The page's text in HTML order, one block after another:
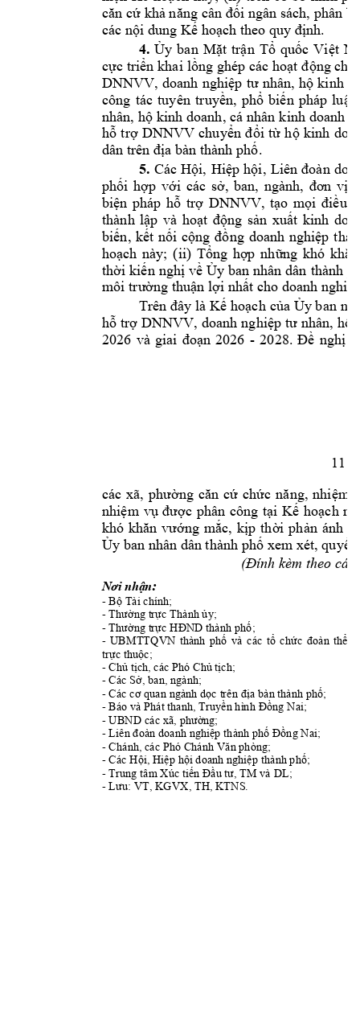
căn cứ khả năng cân đối ngân sách, phân
các nội dung Kế hoạch theo quy định.
4. Ủy ban Mặt trận Tổ quốc Việt N
cực triển khai lồng ghép các hoạt động
DNNVV, doanh nghiệp tư nhân, hộ kinh
công tác tuyên truyền, phổ biến pháp luật
nhân, hộ kinh doanh, cá nhân kinh doanh
hỗ trợ DNNVV chuyển đổi từ hộ kinh
dân trên địa bàn thành phố.
5. Các Hội, Hiệp hội, Liên đoàn
phối hợp với các sở, ban, ngành, đơn vị,
biện pháp hỗ trợ DNNVV, tạo mọi điều
thành lập và hoạt động sản xuất kinh
biến, kết nối cộng đồng doanh nghiệp
hoạch này; (ii) Tổng hợp những khó
thời kiến nghị về Ủy ban nhân dân thành
môi trường thuận lợi nhất cho doanh
Trên đây là Kế hoạch của Ủy ban
hỗ trợ DNNVV, doanh nghiệp tư nhân, hộ
2026 và giai đoạn 2026 - 2028. Đề nghị
11
các xã, phường căn cứ chức năng, nhiệm
nhiệm vụ được phân công tại Kế hoạch
khó khăn vướng mắc, kịp thời phản ánh
Ủy ban nhân dân thành phố xem xét, quyết
(Đính kèm theo các
Nơi nhận:
- Bộ Tài chính;
- Thường trực Thành ủy;
- Thường trực HĐND thành phố;
- UBMTTQVN thành phố và các tổ chức đoàn thể
trực thuộc;
- Chủ tịch, các Phó Chủ tịch;
- Các Sở, ban, ngành;
- Các cơ quan ngành dọc trên địa bàn thành phố;
- Báo và Phát thanh, Truyền hình Đồng Nai;
- UBND các xã, phường;
- Liên đoàn doanh nghiệp thành phố Đồng Nai;
- Chánh, các Phó Chánh Văn phòng;
- Các Hội, Hiệp hội doanh nghiệp thành phố;
- Trung tâm Xúc tiến Đầu tư, TM và DL;
- Lưu: VT, KGVX, TH, KTNS.